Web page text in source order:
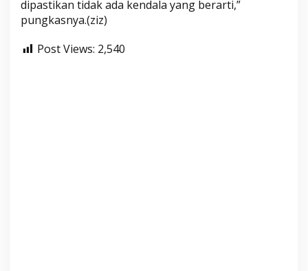
dipastikan tidak ada kendala yang berarti,”
pungkasnya.(ziz)
Post Views: 2,540